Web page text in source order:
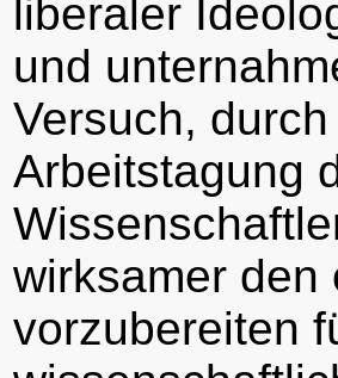
liberaler
und
Versuch,
Arbeitstagung
wirksamer den
vorzubereiten